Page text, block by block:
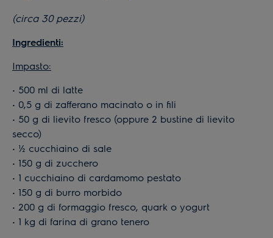
(circa 30 pezzi)
Ingredienti:
Impasto:
• 500 ml di latte
• 0,5 g di zafferano macinato o in fili
• 50 g di lievito fresco (oppure 2 bustine di lievito
secco)
• ½ cucchiaino di sale
• 150 g di zucchero
• 1 cucchiaino di cardamomo pestato
• 150 g di burro morbido
• 200 g di formaggio fresco, quark o yogurt
• 1 kg di farina di grano tenero